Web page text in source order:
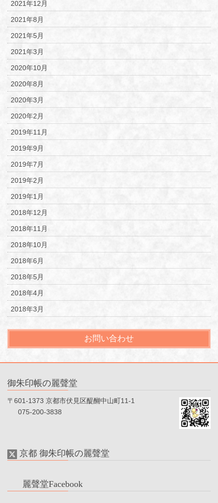
2021年12月
2021年8月
2021年5月
2021年3月
2020年10月
2020年8月
2020年3月
2020年2月
2019年11月
2019年9月
2019年7月
2019年2月
2019年1月
2018年12月
2018年11月
2018年10月
2018年6月
2018年5月
2018年4月
2018年3月
お問い合わせ
御朱印帳の麗聲堂
〒601-1373 京都市伏見区醍醐中山町11-1
075-200-3838
京都 御朱印帳の麗聲堂
麗聲堂Facebook